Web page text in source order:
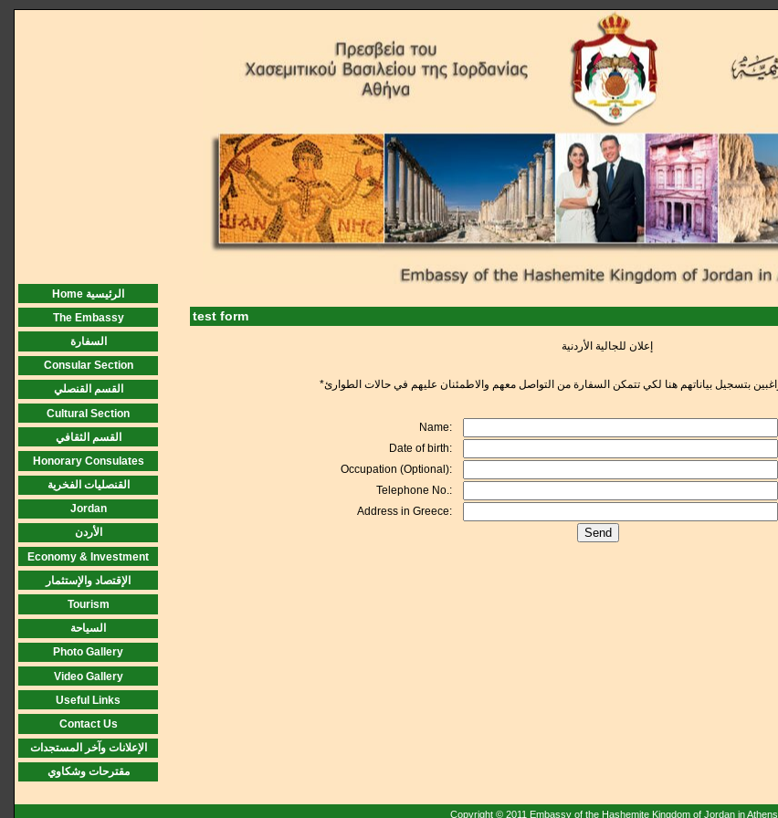
Home الرئيسية
The Embassy
السفارة
Consular Section
القسم القنصلي
Cultural Section
القسم الثقافي
Honorary Consulates
القنصليات الفخرية
Jordan
الأردن
Economy & Investment
الإقتصاد والإستثمار
Tourism
السياحة
Photo Gallery
Video Gallery
Useful Links
Contact Us
الإعلانات وآخر المستجدات
مقترحات وشكاوي
test form
إعلان للجالية الأردنية
Name:
Date of birth:
Occupation (Optional):
Telephone No.:
Address in Greece:
Copyright © 2011 Embassy of the Hashemite Kingdom of Jordan in Athens